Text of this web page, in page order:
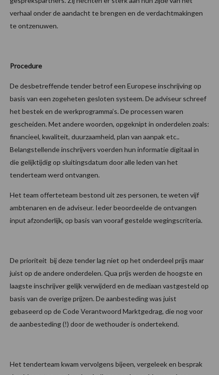
verhaal onder de aandacht te brengen en de verdachtmakingen
te ontzenuwen.
Procedure
De desbetreffende tender betrof een Europese inschrijving op
basis van een zogeheten gesloten systeem. De adviseur schreef
het bestek en de werkprogramma’s. De processen waren
gescheiden. Met andere woorden, opgeknipt in onderdelen zoals:
financieel, kwaliteit, duurzaamheid, plan van aanpak etc..
Belangstellende inschrijvers voerden hun informatie digitaal in
die gelijktijdig op sluitingsdatum door alle leden van het
tenderteam werd ontvangen.
Het team offerteteam bestond uit zes personen, te weten vijf
ambtenaren en de adviseur. Ieder beoordeelde de ontvangen
input afzonderlijk, op basis van vooraf gestelde wegingscriteria.
De prioriteit bij deze tender lag niet op het onderdeel prijs maar
juist op de andere onderdelen. Qua prijs werden de hoogste en
laagste inschrijver gelijk verwijderd en de mediaan vastgesteld op
basis van de overige prijzen. De aanbesteding was juist
gebaseerd op de Code Verantwoord Marktgedrag, die nog voor
de aanbesteding (!) door de wethouder is ondertekend.
Het tenderteam kwam vervolgens bijeen, vergeleek en besprak